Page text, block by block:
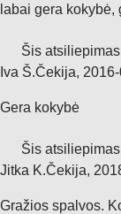
labai gera
Šis
Iva Š.Čekija,
Gera kokybė
Šis
Jitka K.Čekija,
Gražios spalvos.